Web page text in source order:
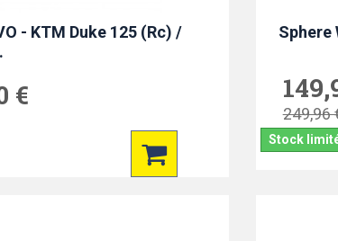
- KTM Duke 125 (Rc) /
€
Sphere
249,96
Stock